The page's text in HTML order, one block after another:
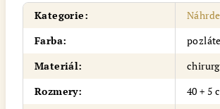
Kategorie:
Farba:
Materiál:
Rozmery:
40 + 5